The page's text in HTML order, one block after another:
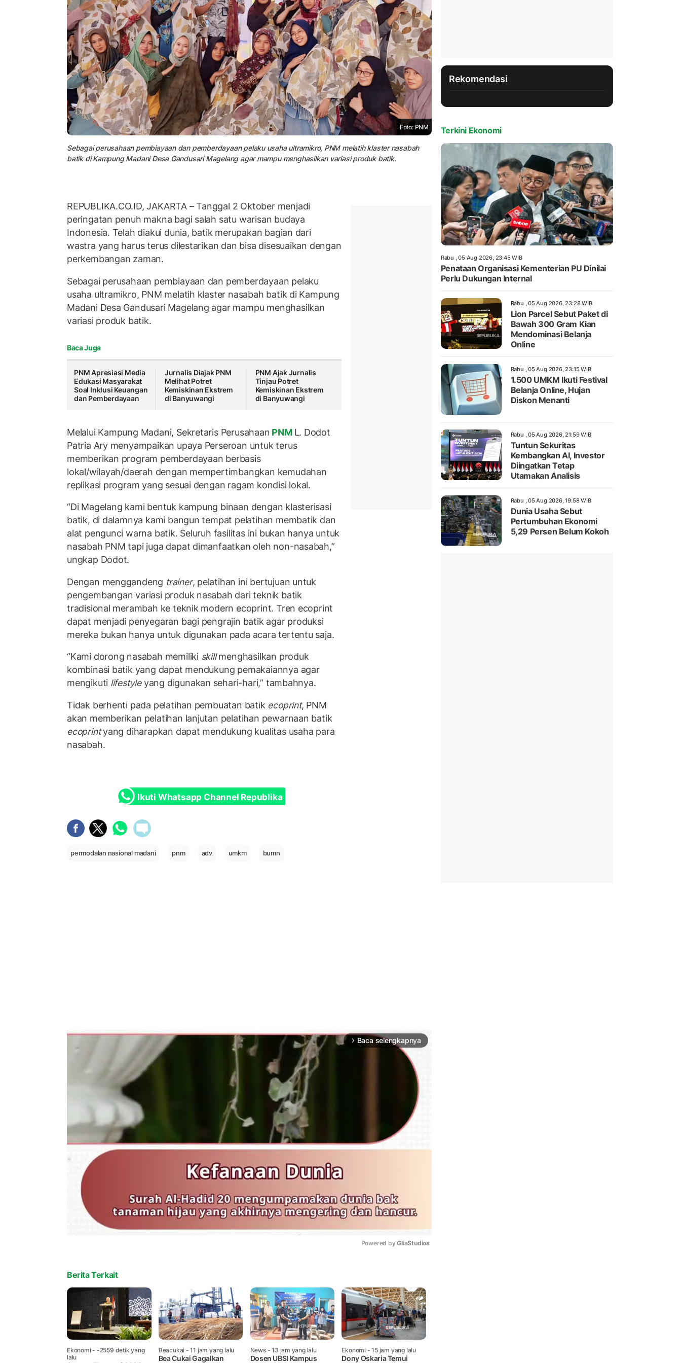
Foto: PNM
Sebagai perusahaan pembiayaan dan pemberdayaan pelaku usaha ultramikro, PNM melatih klaster nasabah
batik di Kampung Madani Desa Gandusari Magelang agar mampu menghasilkan variasi produk batik.
REPUBLIKA.CO.ID, JAKARTA – Tanggal 2 Oktober menjadi
peringatan penuh makna bagi salah satu warisan budaya
Indonesia. Telah diakui dunia, batik merupakan bagian dari
wastra yang harus terus dilestarikan dan bisa disesuaikan dengan
perkembangan zaman.
Sebagai perusahaan pembiayaan dan pemberdayaan pelaku
usaha ultramikro, PNM melatih klaster nasabah batik di Kampung
Madani Desa Gandusari Magelang agar mampu menghasilkan
variasi produk batik.
Baca Juga
PNM Apresiasi Media
Edukasi Masyarakat
Soal Inklusi Keuangan
dan Pemberdayaan
Jurnalis Diajak PNM
Melihat Potret
Kemiskinan Ekstrem
di Banyuwangi
PNM Ajak Jurnalis
Tinjau Potret
Kemiskinan Ekstrem
di Banyuwangi
Melalui Kampung Madani, Sekretaris Perusahaan PNM L. Dodot
Patria Ary menyampaikan upaya Perseroan untuk terus
memberikan program pemberdayaan berbasis
lokal/wilayah/daerah dengan mempertimbangkan kemudahan
replikasi program yang sesuai dengan ragam kondisi lokal.
“Di Magelang kami bentuk kampung binaan dengan klasterisasi
batik, di dalamnya kami bangun tempat pelatihan membatik dan
alat pengunci warna batik. Seluruh fasilitas ini bukan hanya untuk
nasabah PNM tapi juga dapat dimanfaatkan oleh non-nasabah,”
ungkap Dodot.
Dengan menggandeng trainer, pelatihan ini bertujuan untuk
pengembangan variasi produk nasabah dari teknik batik
tradisional merambah ke teknik modern ecoprint. Tren ecoprint
dapat menjadi penyegaran bagi pengrajin batik agar produksi
mereka bukan hanya untuk digunakan pada acara tertentu saja.
“Kami dorong nasabah memiliki skillmenghasilkan produk
kombinasi batik yang dapat mendukung pemakaiannya agar
mengikuti lifestyleyang digunakan sehari-hari,” tambahnya.
Tidak berhenti pada pelatihan pembuatan batik ecoprint, PNM
akan memberikan pelatihan lanjutan pelatihan pewarnaan batik
ecoprintyang diharapkan dapat mendukung kualitas usaha para
nasabah.
Ikuti Whatsapp Channel Republika
permodalan nasional madani pnm adv umkm bumn
arrow_forward_ios Baca selengkapnya
Powered by GliaStudios
Berita Terkait
Ekonomi- -2559 detik yang
lalu
Beacukai - 11 jam yang lalu
Bea Cukai Gagalkan
News- 13 jam yang lalu
Dosen UBSI Kampus
Ekonomi- 15 jam yang lalu
Dony Oskaria Temui
Rekomendasi
Terkini Ekonomi
Rabu , 05 Aug 2026, 23:45 WIB
Penataan Organisasi Kementerian PU Dinilai
Perlu Dukungan Internal
Rabu , 05 Aug 2026, 23:28 WIB
Lion Parcel Sebut Paket di
Bawah 300 Gram Kian
Mendominasi Belanja
Online
Rabu , 05 Aug 2026, 23:15 WIB
1.500 UMKM Ikuti Festival
Belanja Online, Hujan
Diskon Menanti
Rabu , 05 Aug 2026, 21:59 WIB
Tuntun Sekuritas
Kembangkan AI, Investor
Diingatkan Tetap
Utamakan Analisis
Rabu , 05 Aug 2026, 19:58 WIB
Dunia Usaha Sebut
Pertumbuhan Ekonomi
5,29 Persen Belum Kokoh